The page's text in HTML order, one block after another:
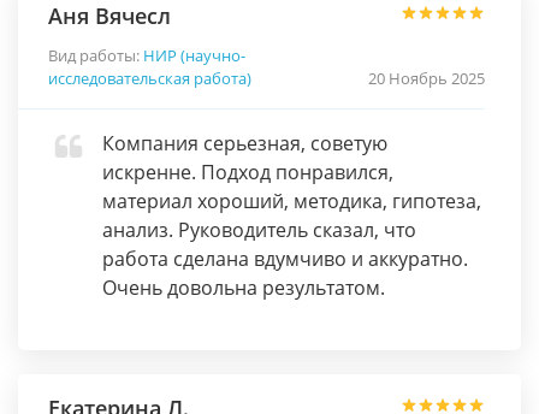
Аня Вячесл
Вид работы: НИР (научно-
исследовательская работа)
20 Ноябрь 2025
Компания серьезная, советую
искренне. Подход понравился,
материал хороший, методика, гипотеза,
анализ. Руководитель сказал, что
работа сделана вдумчиво и аккуратно.
Очень довольна результатом.
Екатерина Л.